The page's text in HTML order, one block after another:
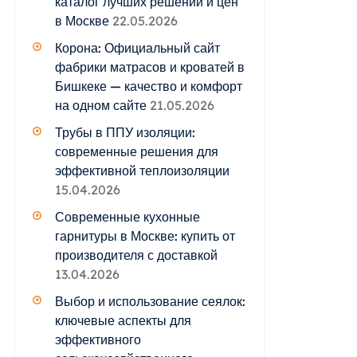
в Москве 22.05.2026
Корона: Официальный сайт
фабрики матрасов и кроватей в
Бишкеке — качество и комфорт
на одном сайте 21.05.2026
Трубы в ППУ изоляции:
современные решения для
эффективной теплоизоляции
15.04.2026
Современные кухонные
гарнитуры в Москве: купить от
производителя с доставкой
13.04.2026
Выбор и использование сеялок:
ключевые аспекты для
эффективного